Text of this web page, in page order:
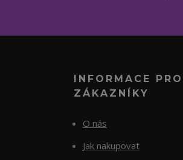
INFORMACE PRO
ZÁKAZNÍKY
O nás
Jak nakupovat